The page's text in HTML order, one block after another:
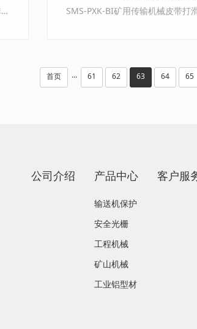
SQS8非接触式失速监控器详细介绍卓信SQS8非接触式失速监控器1、检测模式：非接触式；2···
首页 ··· 61 62 63 64 65
公司介绍 产品中心
输送机保护
安全光栅
工程机械
矿山机械
工业铝型材
客户服